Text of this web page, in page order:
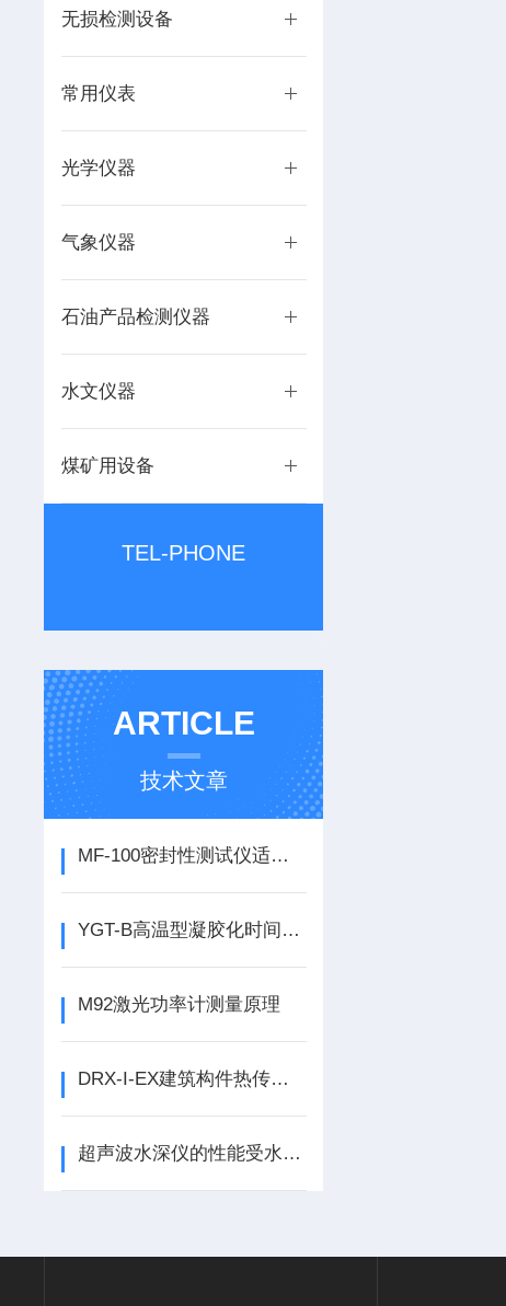
无损检测设备
常用仪表
光学仪器
气象仪器
石油产品检测仪器
水文仪器
煤矿用设备
TEL-PHONE
ARTICLE
技术文章
MF-100密封性测试仪适用范围
YGT-B高温型凝胶化时间测试仪技术规格
M92激光功率计测量原理
DRX-I-EX建筑构件热传递实验分析仪 工作原理与执行标准
超声波水深仪的性能受水温、盐度、水压等多因素的影响